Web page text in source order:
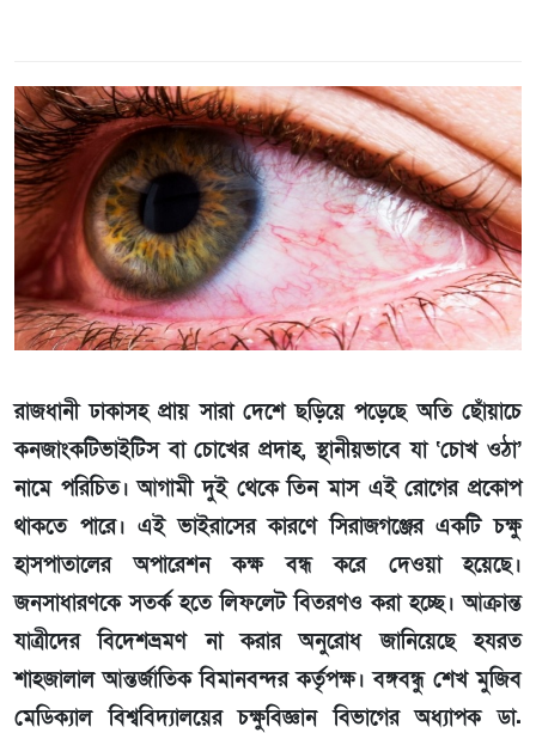
রাজধানী ঢাকাসহ প্রায় সারা দেশে ছড়িয়ে পড়েছে অতি ছোঁয়াচে
কনজাংকটিভাইটিস বা চোখের প্রদাহ, স্থানীয়ভাবে যা ‘চোখ ওঠা’
নামে পরিচিত। আগামী দুই থেকে তিন মাস এই রোগের প্রকোপ
থাকতে পারে। এই ভাইরাসের কারণে সিরাজগঞ্জের একটি চক্ষু
হাসপাতালের অপারেশন কক্ষ বন্ধ করে দেওয়া হয়েছে।
জনসাধারণকে সতর্ক হতে লিফলেট বিতরণও করা হচ্ছে। আক্রান্ত
যাত্রীদের বিদেশভ্রমণ না করার অনুরোধ জানিয়েছে হযরত
শাহজালাল আন্তর্জাতিক বিমানবন্দর কর্তৃপক্ষ। বঙ্গবন্ধু শেখ মুজিব
মেডিক্যাল বিশ্ববিদ্যালয়ের চক্ষুবিজ্ঞান বিভাগের অধ্যাপক ডা.